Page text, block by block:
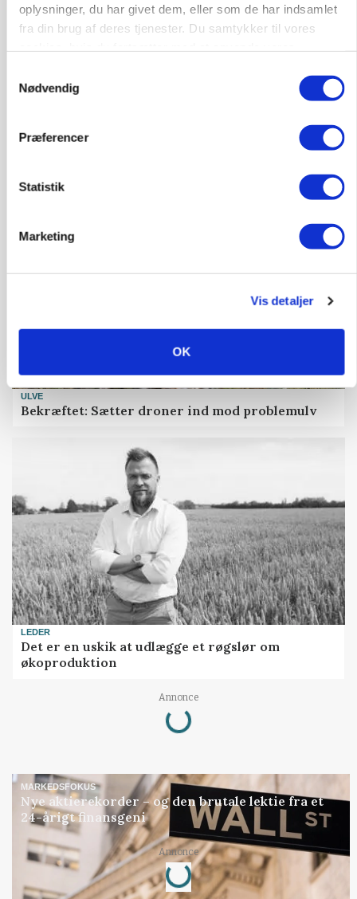
oplysninger, du har givet dem, eller som de har indsamlet
fra din brug af deres tjenester. Du samtykker til vores
Nødvendig
Præferencer
Statistik
Marketing
Vis detaljer
OK
MARKED
ULVE
Bekræftet: Sætter droner ind mod problemulv
LEDER
Det er en uskik at udlægge et røgslør om
økoproduktion
Annonce
Loading...
MARKEDSFOKUS
Nye aktierekorder – og den brutale lektie fra et
24-årigt finansgeni
Annonce
Loading...